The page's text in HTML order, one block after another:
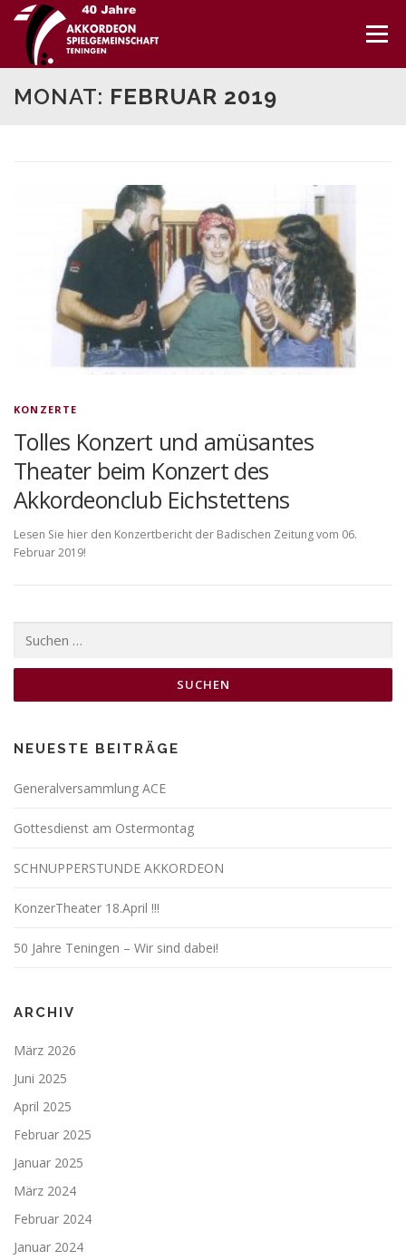
Direkt
zum
Menü
MONAT: FEBRUAR 2019
KONZERTE
Tolles Konzert und amüsantes
Theater beim Konzert des
Akkordeonclub Eichstettens
Lesen Sie hier den Konzertbericht der Badischen Zeitung vom 06.
Februar 2019!
nach:
NEUESTE BEITRÄGE
Generalversammlung ACE
Gottesdienst am Ostermontag
SCHNUPPERSTUNDE AKKORDEON
KonzerTheater 18.April !!!
50 Jahre Teningen – Wir sind dabei!
ARCHIV
März 2026
Juni 2025
April 2025
Februar 2025
Januar 2025
März 2024
Februar 2024
Januar 2024